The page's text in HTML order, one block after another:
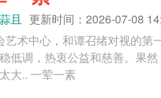
蒜且 更新时间：2026-07-08
艺术中心，和谭召绪对视的
低调，热衷公益和慈善。果
慨并无太大.. 一荤一素